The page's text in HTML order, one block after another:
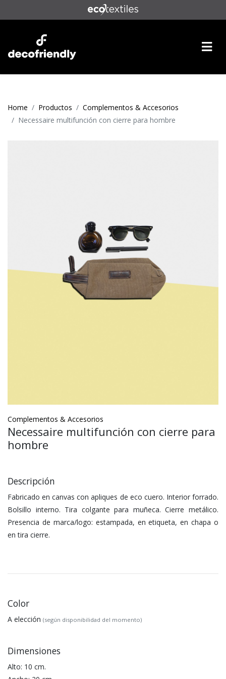
Home Productos
Complementos & Accesorios
Necessaire multifunción con cierre para hombre
Complementos & Accesorios
Necessaire multifunción con cierre para
hombre
Descripción
Fabricado en canvas con apliques de eco cuero. Interior forrado.
Bolsillo interno. Tira colgante para muñeca. Cierre metálico.
Presencia de marca/logo: estampada, en etiqueta, en chapa o
en tira cierre.
Color
A elección (según disponibilidad del momento)
Dimensiones
Alto: 10 cm.